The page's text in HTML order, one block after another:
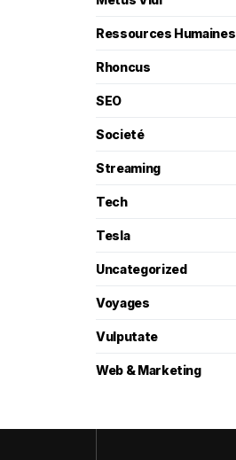
Ressources Humaines
Rhoncus
SEO
Societé
Streaming
Tech
Tesla
Uncategorized
Voyages
Vulputate
Web & Marketing